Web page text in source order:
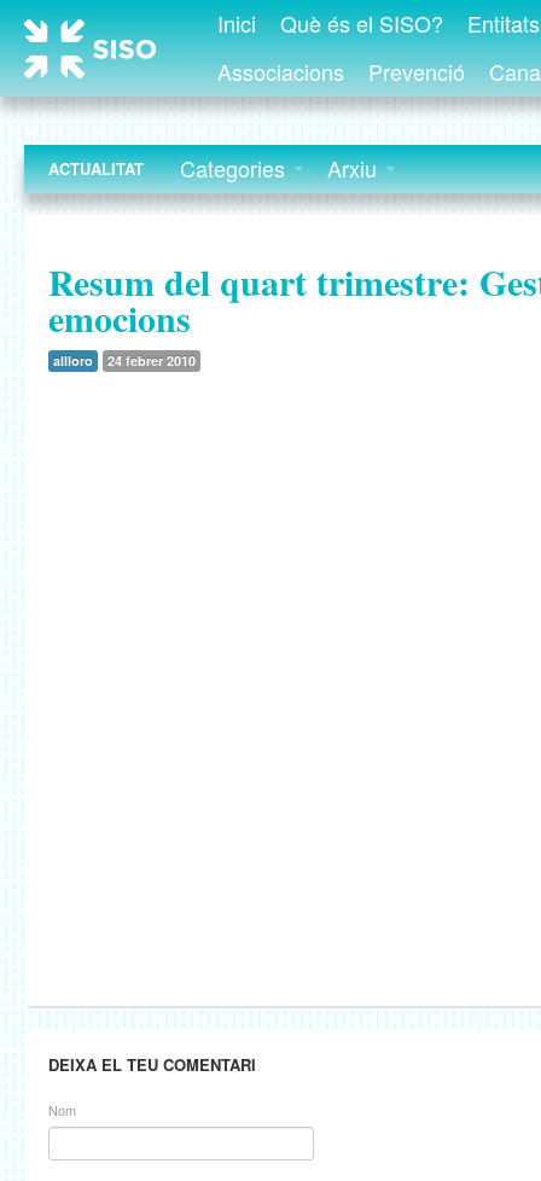
Inici Què és el SISO?
Associacions
Prevenció
ACTUALITAT Categories Arxiu
Resum del quart trimestre:
emocions
allloro 24 febrer 2010
DEIXA EL TEU COMENTARI
Nom